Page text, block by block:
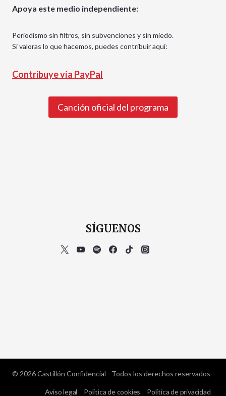
Apoya este medio independiente:
Periodismo sin filtros, sin subvenciones y sin miedo.
Si valoras lo que hacemos, puedes contribuir aquí:
Contribuye vía PayPal
Canción oficial del programa
SÍGUENOS
© 2026 Castillón Confidencial - Todos los derechos reservados
Aviso legal Política de cookies Política de privacidad